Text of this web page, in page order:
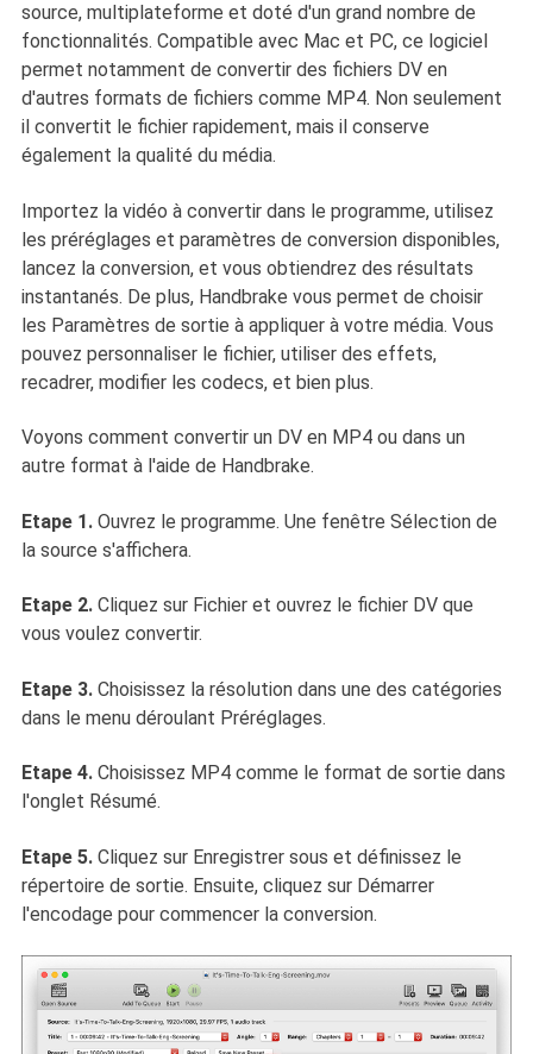
source, multiplateforme et doté d'un grand nombre de
fonctionnalités. Compatible avec Mac et PC, ce logiciel
permet notamment de convertir des fichiers DV en
d'autres formats de fichiers comme MP4. Non seulement
il convertit le fichier rapidement, mais il conserve
également la qualité du média.
Importez la vidéo à convertir dans le programme, utilisez
les préréglages et paramètres de conversion disponibles,
lancez la conversion, et vous obtiendrez des résultats
instantanés. De plus, Handbrake vous permet de choisir
les Paramètres de sortie à appliquer à votre média. Vous
pouvez personnaliser le fichier, utiliser des effets,
recadrer, modifier les codecs, et bien plus.
Voyons comment convertir un DV en MP4 ou dans un
autre format à l'aide de Handbrake.
Etape 1. Ouvrez le programme. Une fenêtre Sélection de
la source s'affichera.
Etape 2. Cliquez sur Fichier et ouvrez le fichier DV que
vous voulez convertir.
Etape 3. Choisissez la résolution dans une des catégories
dans le menu déroulant Préréglages.
Etape 4. Choisissez MP4 comme le format de sortie dans
l'onglet Résumé.
Etape 5. Cliquez sur Enregistrer sous et définissez le
répertoire de sortie. Ensuite, cliquez sur Démarrer
l'encodage pour commencer la conversion.